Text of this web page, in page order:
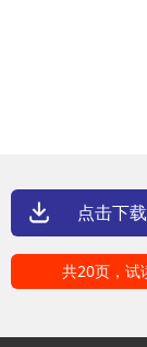
点击下
共20页，试